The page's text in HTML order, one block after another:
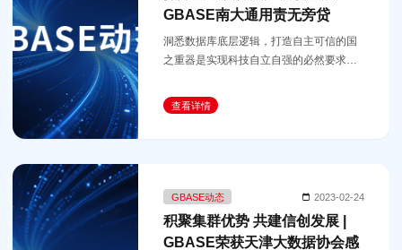
GBASE南大通用责无旁贷
洞悉数据库底层逻辑，打造自主可信的国
之重器是实现科技自立自强的必然要求，
路。
查看详情
GBASE动态 2023-02-24
积聚集群优势 共建信创发展 |
GBASE荣获天津大数据协会感